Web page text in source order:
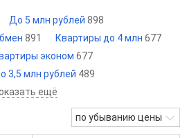
До 5 млн рублей 898
891 Квартиры до 4 млн 677
эконом 677
3,5 млн рублей 489
ещё
по убыванию цены